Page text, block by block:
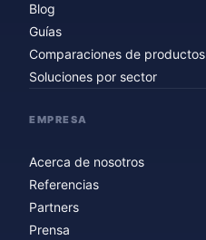
Blog
Guías
Comparaciones de productos
Soluciones por sector
EMPRESA
Acerca de nosotros
Referencias
Partners
Prensa